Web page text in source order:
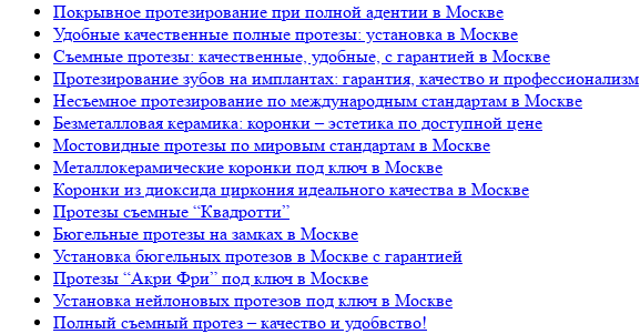
Покрывное протезирование при полной адентии в Москве
Удобные качественные полные протезы: установка в Москве
Съемные протезы: качественные, удобные, с гарантией в Москве
Протезирование зубов на имплантах: гарантия, качество и профессионализм
Несъемное протезирование по международным стандартам в Москве
Безметалловая керамика: коронки – эстетика по доступной цене
Мостовидные протезы по мировым стандартам в Москве
Металлокерамические коронки под ключ в Москве
Коронки из диоксида циркония идеального качества в Москве
Протезы съемные “Квадротти”
Бюгельные протезы на замках в Москве
Установка бюгельных протезов в Москве с гарантией
Протезы “Акри Фри” под ключ в Москве
Установка нейлоновых протезов под ключ в Москве
Полный съемный протез – качество и удобвство!